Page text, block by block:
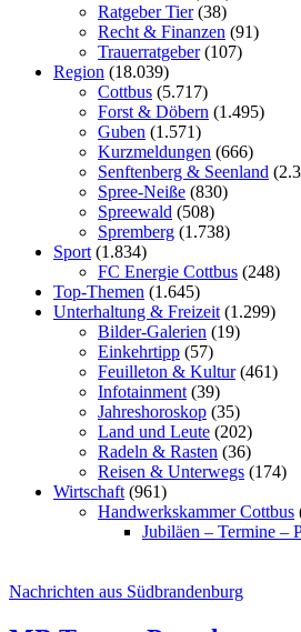
Ratgeber Tier(38)
Recht & Finanzen (91)
Trauerratgeber(107)
Region (18.039)
Cottbus (5.717)
Forst & Döbern (1.495)
Guben (1.571)
Kurzmeldungen (666)
Senftenberg & Seenland
Spree-Neiße (830)
Spreewald (508)
Spremberg (1.738)
Sport (1.834)
FC Energie Cottbus (248)
Top-Themen (1.645)
Unterhaltung & Freizeit (1.299)
Bilder-Galerien (19)
Einkehrtipp (57)
Feuilleton & Kultur(461)
Infotainment (39)
Jahreshoroskop (35)
Land und Leute (202)
Radeln & Rasten (36)
Reisen & Unterwegs (174)
Wirtschaft (961)
Handwerkskammer Cottbus
Jubiläen – Termine –
Nachrichten aus Südbrandenburg